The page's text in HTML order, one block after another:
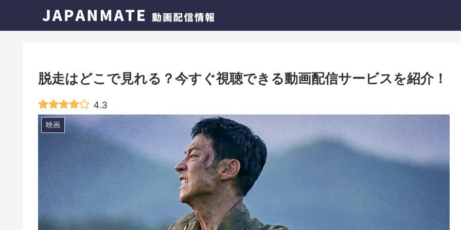
脱走はどこで見れる？今すぐ視聴できる動画配信サービスを紹介！
4.3
映画